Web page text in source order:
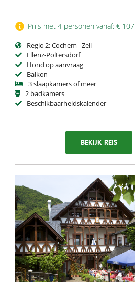
Prijs met 4 personen vanaf: € 107
Regio 2: Cochem - Zell
Ellenz-Poltersdorf
Hond op aanvraag
Balkon
3 slaapkamers of meer
2 badkamers
Beschikbaarheidskalender
BEKIJK REIS